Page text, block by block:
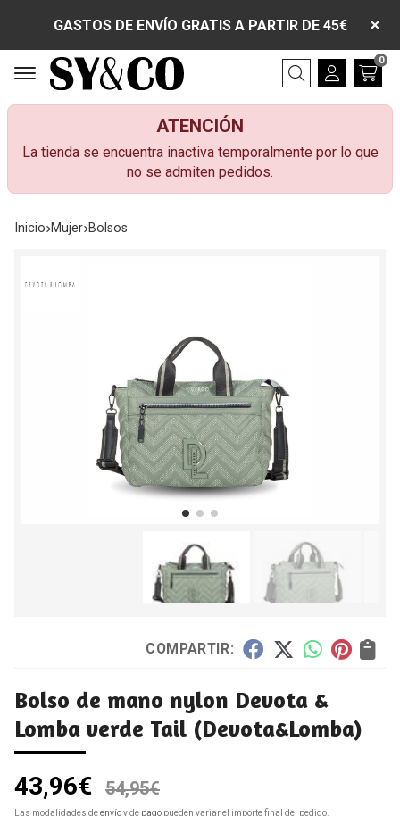
GASTOS DE ENVÍO GRATIS A PARTIR DE 45€
Buscar
0
ATENCIÓN
La tienda se encuentra inactiva temporalmente por lo que
no se admiten pedidos.
Inicio mujer bolsos
COMPARTIR:
Bolso de mano nylon Devota &
Lomba verde Tail (Devota&Lomba)
43,96€ 54,95€
Las modalidades deenvíoy de pago pueden variar el importe final del pedido.